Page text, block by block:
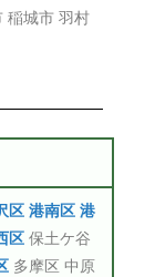
稲城市 羽村
区 港南区 港
区 保土ケ谷
多摩区 中原